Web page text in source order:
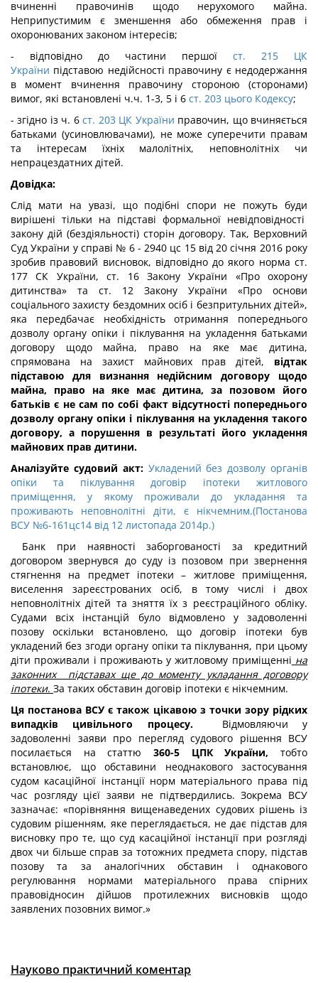
вчиненні правочинів щодо нерухомого майна.
Неприпустимим є зменшення або обмеження прав і
охоронюваних законом інтересів;
- відповідно до частини першої ст. 215 ЦК
України підставою недійсності правочину є недодержання
в момент вчинення правочину стороною (сторонами)
вимог, які встановлені ч.ч. 1-3, 5 і 6 ст. 203 цього Кодексу;
- згідно із ч. 6ст. 203 ЦК України правочин, що вчиняється
батьками (усиновлювачами), не може суперечити правам
та інтересам їхніх малолітніх, неповнолітніх чи
непрацездатних дітей.
Довідка:
Слід мати на увазі, що подібні спори не пожуть буди
вирішені тільки на підставі формальної невідповідності
закону дій (бездіяльності) сторін договору. Так, Верховний
Суд України у справі № 6 - 2940 цс 15 від 20 січня 2016 року
зробив правовий висновок, відповідно до якого норма ст.
177 СК України, ст. 16 Закону України «Про охорону
дитинства» та ст. 12 Закону України «Про основи
соціального захисту бездомних осіб і безпритульних дітей»,
яка передбачає необхідність отримання попереднього
дозволу органу опіки і піклування на укладення батьками
договору щодо майна, право на яке має дитина,
спрямована на захист майнових прав дітей, відтак
підставою для визнання недійсним договору щодо
майна, право на яке має дитина, за позовом його
батьків є не сам по собі факт відсутності попереднього
дозволу органу опіки і піклування на укладення такого
договору, а порушення в результаті його укладення
майнових прав дитини.
Аналізуйте судовий акт: Укладений без дозволу органів
опіки та піклування договір іпотеки житлового
приміщення, у якому проживали до укладання та
проживають неповнолітні діти, є нікчемним.(Постанова
ВСУ №6-161цс14 від 12 листопада 2014р.)
Банк при наявності заборгованості за кредитний
договором звернувся до суду із позовом при звернення
стягнення на предмет іпотеки – житлове приміщення,
виселення зареєстрованих осіб, в тому числі і двох
неповнолітніх дітей та зняття їх з реєстраційного обліку.
Судами всіх інстанцій було відмовлено у задоволенні
позову оскільки встановлено, що договір іпотеки був
укладений без згоди органу опіки та піклування, при цьому
діти проживали і проживають у житловому приміщенні на
законних підставах ще до моменту укладання договору
іпотеки. За таких обставин договір іпотеки є нікчемним.
Ця постанова ВСУ є також цікавою з точки зору рідких
випадків цивільного процесу.Відмовляючи у
задоволенні заяви про перегляд судового рішення ВСУ
посилається на статтю 360-5 ЦПК України, тобто
встановлює, що обставини неоднакового застосування
судом касаційної інстанції норм матеріального права під
час розгляду цієї заяви не підтвердились. Зокрема ВСУ
зазначає: «порівняння вищенаведених судових рішень із
судовим рішенням, яке переглядається, не дає підстав для
висновку про те, що суд касаційної інстанції при розгляді
двох чи більше справ за тотожних предмета спору, підстав
позову та за аналогічних обставин і однакового
регулювання нормами матеріального права спірних
правовідносин дійшов протилежних висновків щодо
заявлених позовних вимог.»
Науково практичний коментар